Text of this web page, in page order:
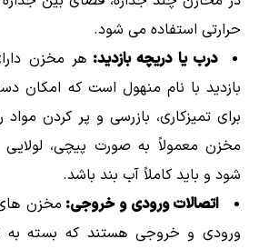
حرارتی استفاده می شود.
درب یا دریچه بازدید: هر مخزن
بازدید با نام منهول است که امکان
برای تمیزکاری، بازرسی و پر کردن
مخزن معمولاً به صورت پیچی،
شود و باید کاملاً آب بند باشد.
اتصالات ورودی و خروجی: مخزن
ورودی و خروجی هستند که بسته به